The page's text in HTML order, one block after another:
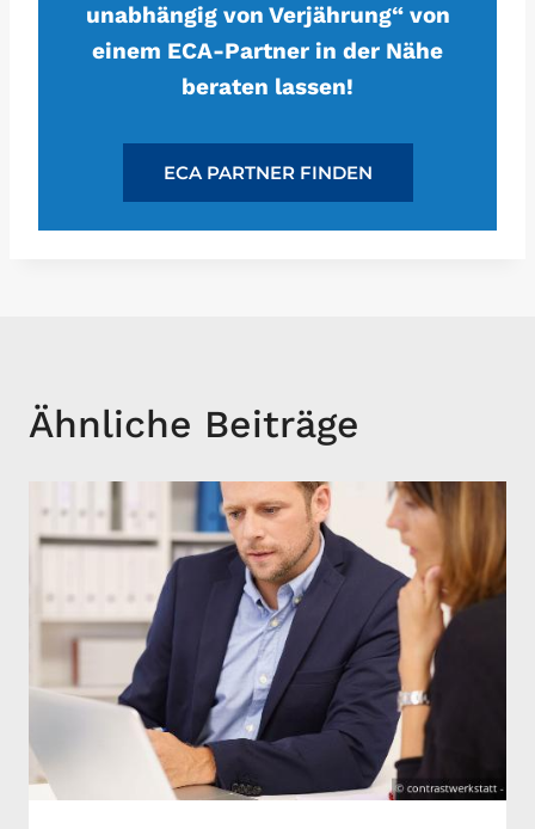
unabhängig von Verjährung“ von
einem ECA-Partner in der Nähe
beraten lassen!
ECA PARTNER FINDEN
Ähnliche Beiträge